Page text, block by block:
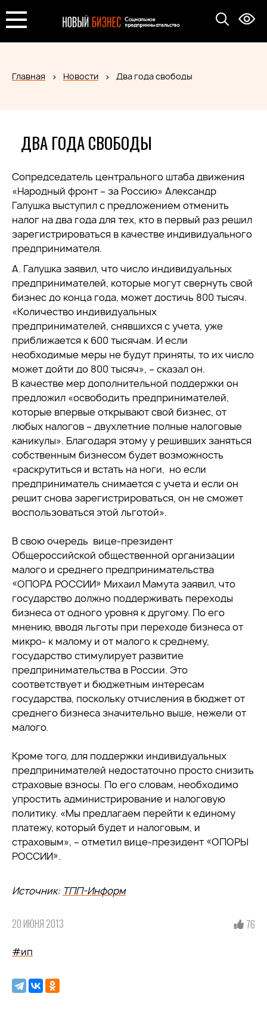
Главная Новости Два года свободы
ДВА ГОДА СВОБОДЫ
Сопредседатель центрального штаба движения
«Народный фронт – за Россию» Александр
Галушка выступил с предложением отменить
налог на два года для тех, кто в первый раз решил
зарегистрироваться в качестве индивидуального
предпринимателя.
А. Галушка заявил, что число индивидуальных
предпринимателей, которые могут свернуть свой
бизнес до конца года, может достичь 800 тысяч.
«Количество индивидуальных
предпринимателей, снявшихся с учета, уже
приближается к 600 тысячам. И если
необходимые меры не будут приняты, то их число
может дойти до 800 тысяч», – сказал он.
В качестве мер дополнительной поддержки он
предложил «освободить предпринимателей,
которые впервые открывают свой бизнес, от
любых налогов – двухлетние полные налоговые
каникулы». Благодаря этому у решивших заняться
собственным бизнесом будет возможность
«раскрутиться и встать на ноги, но если
предприниматель снимается с учета и если он
решит снова зарегистрироваться, он не сможет
воспользоваться этой льготой».
В свою очередь вице-президент
Общероссийской общественной организации
малого и среднего предпринимательства
«ОПОРА РОССИИ» Михаил Мамута заявил, что
государство должно поддерживать переходы
бизнеса от одного уровня к другому. По его
мнению, вводя льготы при переходе бизнеса от
микро- к малому и от малого к среднему,
государство стимулирует развитие
предпринимательства в России. Это
соответствует и бюджетным интересам
государства, поскольку отчисления в бюджет от
среднего бизнеса значительно выше, нежели от
малого.
Кроме того, для поддержки индивидуальных
предпринимателей недостаточно просто снизить
страховые взносы. По его словам, необходимо
упростить администрирование и налоговую
политику. «Мы предлагаем перейти к единому
платежу, который будет и налоговым, и
страховым», – отметил вице-президент «ОПОРЫ
РОССИИ».
Источник: ТПП-Информ
20 ИЮНЯ 2013 76
#ип